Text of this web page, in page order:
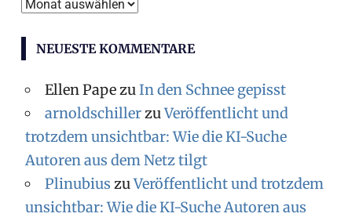
NEUESTE KOMMENTARE
Ellen PapezuIn den Schnee gepisst
arnoldschillerzuVeröffentlicht und
trotzdem unsichtbar: Wie die KI-Suche
Autoren aus dem Netz tilgt
Plinubius zuVeröffentlicht und trotzdem
unsichtbar: Wie die KI-Suche Autoren aus